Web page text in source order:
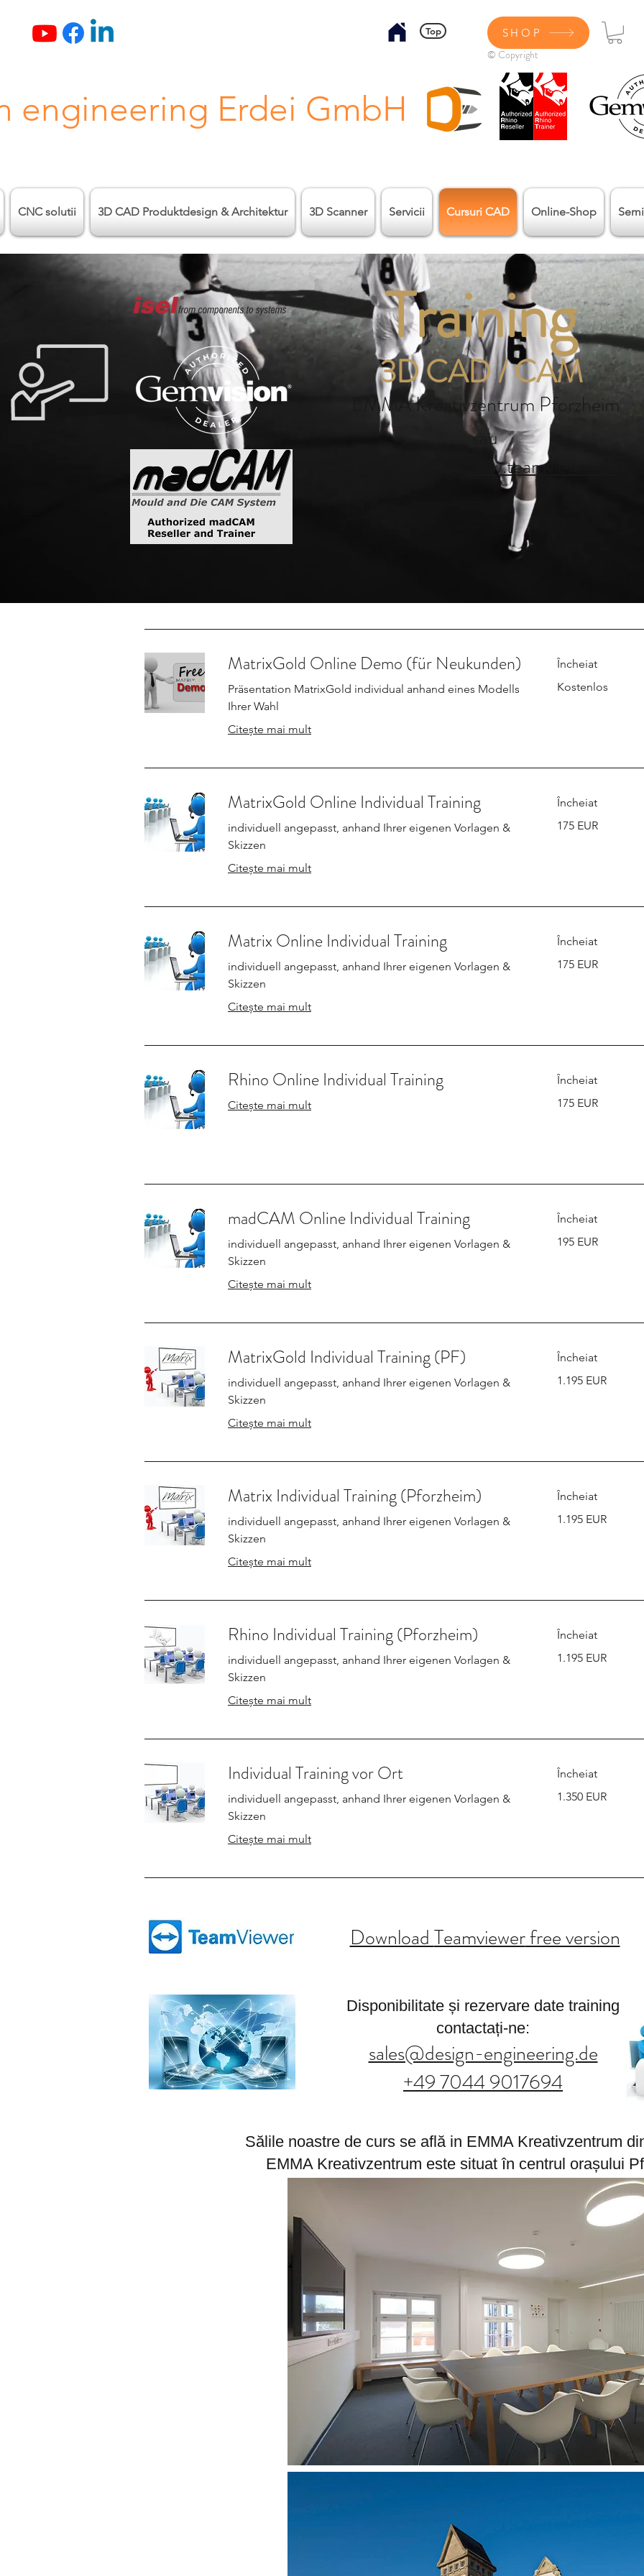
Top SHOP
© Copyright
engineering Erdei GmbH
CNC solutii 3D CAD Produktdesign & Architektur 3D Scanner Servicii Cursuri CAD Online-Shop
MatrixGold Online Demo (für Neukunden)
Präsentation MatrixGold individual anhand eines Modells
Ihrer Wahl
Citește mai mult
Încheiat
Kostenlos
MatrixGold Online Individual Training
individuell angepasst, anhand Ihrer eigenen Vorlagen &
Skizzen
Citește mai mult
Încheiat
de
175 EUR
Matrix Online Individual Training
individuell angepasst, anhand Ihrer eigenen Vorlagen &
Skizzen
Citește mai mult
Încheiat
de
175 EUR
Rhino Online Individual Training
Citește mai mult
Încheiat
de
175 EUR
madCAM Online Individual Training
individuell angepasst, anhand Ihrer eigenen Vorlagen &
Skizzen
Citește mai mult
Încheiat
de
195 EUR
MatrixGold Individual Training (PF)
individuell angepasst, anhand Ihrer eigenen Vorlagen &
Skizzen
Citește mai mult
Încheiat
de
1.195 EUR
Matrix Individual Training (Pforzheim)
individuell angepasst, anhand Ihrer eigenen Vorlagen &
Skizzen
Citește mai mult
Încheiat
de
1.195 EUR
Rhino Individual Training (Pforzheim)
individuell angepasst, anhand Ihrer eigenen Vorlagen &
Skizzen
Citește mai mult
Încheiat
de
1.195 EUR
Individual Training vor Ort
individuell angepasst, anhand Ihrer eigenen Vorlagen &
Skizzen
Citește mai mult
Încheiat
de
1.350 EUR
Training
3D CAD / CAM
EMMA Kreativzentrum Pforzheim
sau
www.teamviewer.de
DownloadTeamviewerfree version
Disponibilitate și rezervare date training
contactați-ne:
sales@design-engineering.de
+49 7044 9017694
Sălile noastre de curs se află in EMMA Kreativzentrum
EMMA Kreativzentrum este situat în centrul orașului